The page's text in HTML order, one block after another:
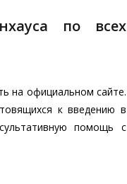
по всех
на официальном сайте.
к введению в
помощь с